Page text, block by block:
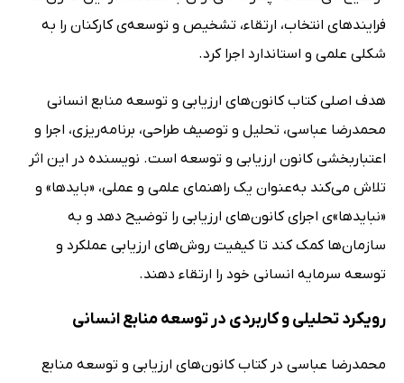
فرایندهای انتخاب، ارتقاء، تشخیص و توسعه‌ی کارکنان را به
شکلی علمی و استاندارد اجرا کرد.
هدف اصلی کتاب کانون‌های ارزیابی و توسعه منابع انسانی
محمدرضا عباسی، تحلیل و توصیف طراحی، برنامه‌ریزی، اجرا و
اعتباربخشی کانون ارزیابی و توسعه است. نویسنده در این اثر
تلاش می‌کند به‌عنوان یک راهنمای علمی و عملی، «بایدها» و
«نبایدها»ی اجرای کانون‌های ارزیابی را توضیح دهد و به
سازمان‌ها کمک کند تا کیفیت روش‌های ارزیابی عملکرد و
توسعه سرمایه انسانی خود را ارتقاء دهند.
رویکرد تحلیلی و کاربردی در توسعه منابع انسانی
محمدرضا عباسی در کتاب کانون‌های ارزیابی و توسعه منابع